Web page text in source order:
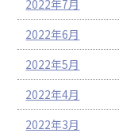
2022年7月
2022年6月
2022年5月
2022年4月
2022年3月